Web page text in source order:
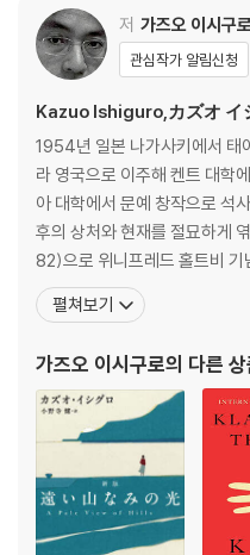
곳’에 간절하게 이야기를 건네는
가 늘 그랬듯이 가슴 떨리는 놀라
NEW YORK TIMES
A GOOD MORNING
Klara and the Sun is a
bel laureate Kazuo
nd the Booker Prize-
as awarded the Nobel Prize
a, an Artificial Friend with
who, from her place in the
or of those who come in to
the street outside. She
oon choose her.
저 가즈오 이시구
관심작가 알림신청
Kazuo Ishiguro,カズオ イ
1954년 일본 나가사키에서 태
라 영국으로 이주해 켄트 대학
아 대학에서 문예 창작으로 석
후의 상처와 현재를 절묘하게
82)으로 위니프레드 홀트비 기
담을 그린 『부유하는 세상의
탈리아 스칸노 상을 받고, 부커 상 후보에
계적인 명성을 가져다주었으며,
펼쳐보기
가즈오 이시구로의 다른 상